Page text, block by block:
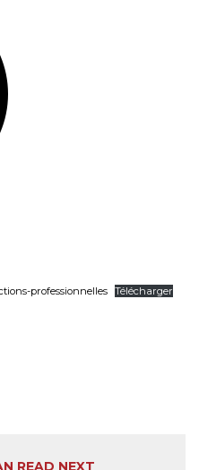
professionnelles Télécharger
READ NEXT